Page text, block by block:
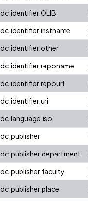
dc.identifier.OLIB
dc.identifier.instname
dc.identifier.other
dc.identifier.reponame
dc.identifier.repourl
dc.identifier.uri
dc.language.iso
dc.publisher
dc.publisher.department
dc.publisher.faculty
dc.publisher.place